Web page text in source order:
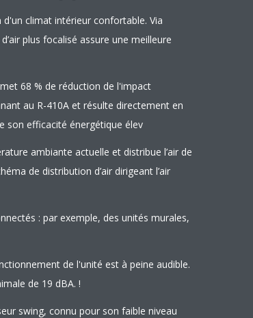
d'un climat intérieur confortable. Via
plus focalisé assure une meilleure
68 % de réduction de l'impact
au R-410A et résulte directement en
son efficacité énergétique élev
ambiante actuelle et distribue l’air de
de distribution d’air dirigeant l’air
: par exemple, des unités murales,
de l'unité est à peine audible.
de 19 dBA. !
swing, connu pour son faible niveau